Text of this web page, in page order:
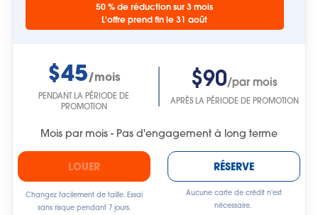
50 % de réduction sur 3 mois
L'offre prend fin le 31 août
$45/mois
PENDANT LA PÉRIODE DE
PROMOTION
$90/par mois
APRÈS LA PÉRIODE DE PROMOTION
Mois par mois - Pas d'engagement à long terme
LOUER
Changez facilement de taille. Essai
sans risque pendant 7 jours.
RÉSERVE
Aucune carte de crédit n'est
nécessaire.